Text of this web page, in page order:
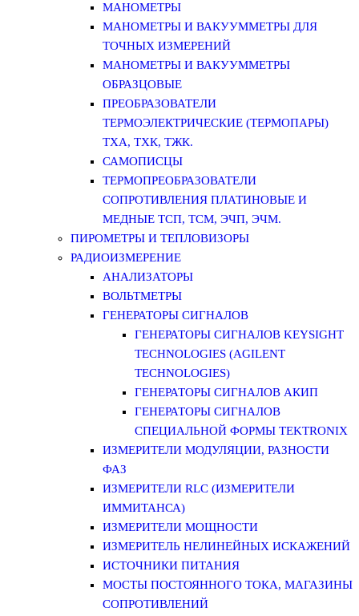
МАНОМЕТРЫ
МАНОМЕТРЫ И ВАКУУММЕТРЫ ДЛЯ
ТОЧНЫХ ИЗМЕРЕНИЙ
МАНОМЕТРЫ И ВАКУУММЕТРЫ
ОБРАЗЦОВЫЕ
ПРЕОБРАЗОВАТЕЛИ
ТЕРМОЭЛЕКТРИЧЕСКИЕ (ТЕРМОПАРЫ)
ТХА, ТХК, ТЖК.
САМОПИСЦЫ
ТЕРМОПРЕОБРАЗОВАТЕЛИ
СОПРОТИВЛЕНИЯ ПЛАТИНОВЫЕ И
МЕДНЫЕ ТСП, ТСМ, ЭЧП, ЭЧМ.
ПИРОМЕТРЫ И ТЕПЛОВИЗОРЫ
РАДИОИЗМЕРЕНИЕ
АНАЛИЗАТОРЫ
ВОЛЬТМЕТРЫ
ГЕНЕРАТОРЫ СИГНАЛОВ
ГЕНЕРАТОРЫ СИГНАЛОВ KEYSIGHT
TECHNOLOGIES (AGILENT
TECHNOLOGIES)
ГЕНЕРАТОРЫ СИГНАЛОВ АКИП
ГЕНЕРАТОРЫ СИГНАЛОВ
СПЕЦИАЛЬНОЙ ФОРМЫ TEKTRONIX
ИЗМЕРИТЕЛИ МОДУЛЯЦИИ, РАЗНОСТИ
ФАЗ
ИЗМЕРИТЕЛИ RLC (ИЗМЕРИТЕЛИ
ИММИТАНСА)
ИЗМЕРИТЕЛИ МОЩНОСТИ
ИЗМЕРИТЕЛЬ НЕЛИНЕЙНЫХ ИСКАЖЕНИЙ
ИСТОЧНИКИ ПИТАНИЯ
МОСТЫ ПОСТОЯННОГО ТОКА, МАГАЗИНЫ
СОПРОТИВЛЕНИЙ